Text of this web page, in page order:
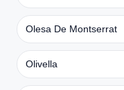
Olesa De Montserrat
Olivella